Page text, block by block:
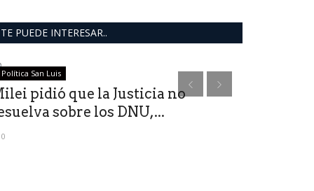
TE PUEDE INTERESAR..
Política San Luis
pidió que la Justicia no
sobre los DNU,...
0